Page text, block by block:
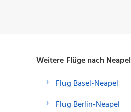
Weitere Flüge nach Neapel
Flug Basel-Neapel
Flug Berlin-Neapel